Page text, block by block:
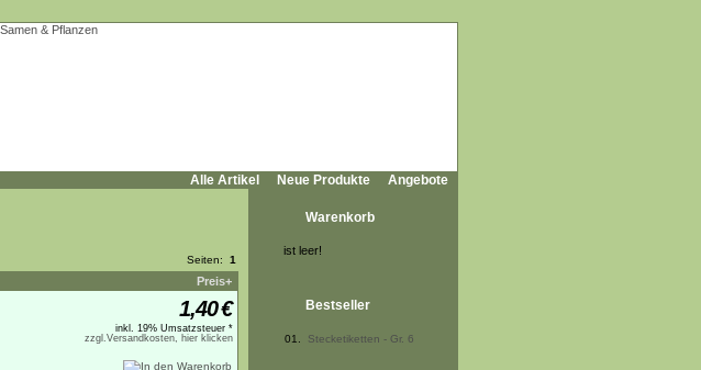
Alle Artikel Neue Produkte Angebote
Seiten: 1
Preis+
1,40€
inkl. 19% Umsatzsteuer *
zzgl.Versandkosten, hier klicken
Warenkorb
ist leer!
Bestseller
01. Stecketiketten - Gr. 6